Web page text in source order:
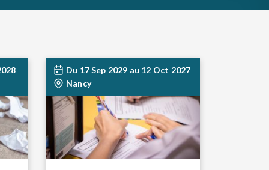
Du 17 Sep 2029 au 12 Oct 2027
Nancy